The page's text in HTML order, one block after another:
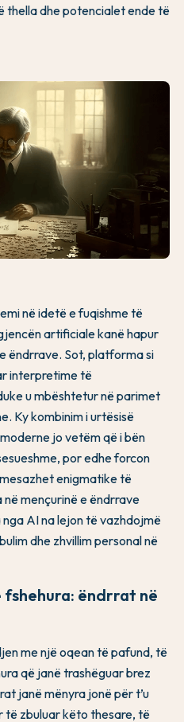
thella dhe potencialet ende të
në idetë e fuqishme të
artificiale kanë hapur
ëndrrave. Sot, platforma si
interpretime të
u mbështetur në parimet
Ky kombinim i urtësisë
jo vetëm që i bën
por edhe forcon
enigmatike të
mençurinë e ëndrrave
AI na lejon të vazhdojmë
dhe zhvillim personal në
ëndrrat në
me një oqean të pafund, të
që janë trashëguar brez
janë mënyra jonë për t’u
të zbuluar këto thesare, të